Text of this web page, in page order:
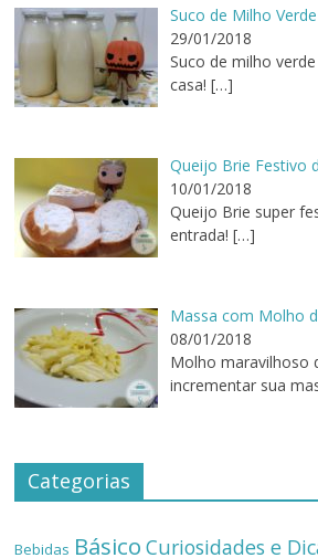
Suco de Milho Verde
29/01/2018
Suco de milho
casa! […]
Queijo Brie Festivo
10/01/2018
Queijo Brie super
entrada! […]
Massa com Molho
08/01/2018
Molho maravilhoso
incrementar sua
Categorias
Bebidas Básico Curiosidades e